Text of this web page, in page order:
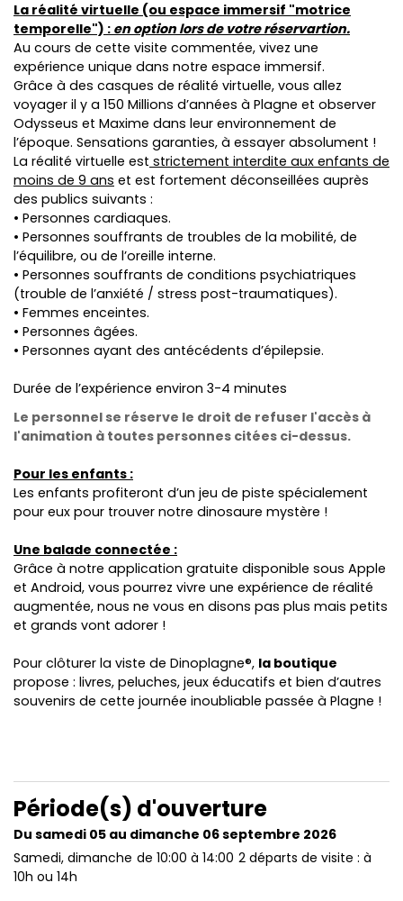
La réalité virtuelle (ou espace immersif "motrice
temporelle") : en option lors de votre réservartion.
Au cours de cette visite commentée, vivez une
expérience unique dans notre espace immersif.
Grâce à des casques de réalité virtuelle, vous allez
voyager il y a 150 Millions d’années à Plagne et observer
Odysseus et Maxime dans leur environnement de
l’époque. Sensations garanties, à essayer absolument !
La réalité virtuelle est strictement interdite aux enfants de
moins de 9 ans et est fortement déconseillées auprès
des publics suivants :
• Personnes cardiaques.
• Personnes souffrants de troubles de la mobilité, de
l’équilibre, ou de l’oreille interne.
• Personnes souffrants de conditions psychiatriques
(trouble de l’anxiété / stress post-traumatiques).
• Femmes enceintes.
• Personnes âgées.
• Personnes ayant des antécédents d’épilepsie.
Durée de l’expérience environ 3-4 minutes
Le personnel se réserve le droit de refuser l'accès à
l'animation à toutes personnes citées ci-dessus.
Pour les enfants :
Les enfants profiteront d’un jeu de piste spécialement
pour eux pour trouver notre dinosaure mystère !
Une balade connectée :
Grâce à notre application gratuite disponible sous Apple
et Android, vous pourrez vivre une expérience de réalité
augmentée, nous ne vous en disons pas plus mais petits
et grands vont adorer !
Pour clôturer la viste de Dinoplagne®, la boutique
propose : livres, peluches, jeux éducatifs et bien d’autres
souvenirs de cette journée inoubliable passée à Plagne !
Période(s) d'ouverture
Du samedi 05 au dimanche 06 septembre 2026
Samedi, dimanche de 10:00 à 14:00 2 départs de visite : à
10h ou 14h